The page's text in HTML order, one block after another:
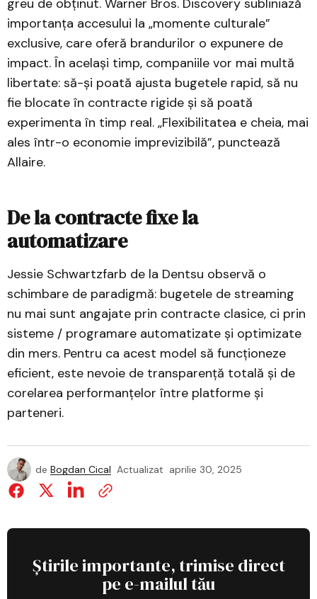
greu de obținut. Warner Bros. Discovery subliniază
importanța accesului la „momente culturale”
exclusive, care oferă brandurilor o expunere de
impact. În același timp, companiile vor mai multă
libertate: să-și poată ajusta bugetele rapid, să nu
fie blocate în contracte rigide și să poată
experimenta în timp real. „Flexibilitatea e cheia, mai
ales într-o economie imprevizibilă”, punctează
Allaire.
De la contracte fixe la
automatizare
Jessie Schwartzfarb de la Dentsu observă o
schimbare de paradigmă: bugetele de streaming
nu mai sunt angajate prin contracte clasice, ci prin
sisteme / programare automatizate și optimizate
din mers. Pentru ca acest model să funcționeze
eficient, este nevoie de transparență totală și de
corelarea performanțelor între platforme și
parteneri.
de Bogdan Cical Actualizat aprilie 30, 2025
Știrile importante, trimise direct
pe e-mailul tău